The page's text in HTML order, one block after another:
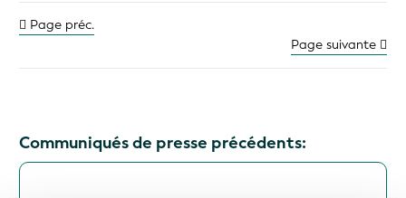
Page préc.
Page suivante
Communiqués de presse précédents: